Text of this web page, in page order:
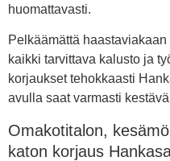
huomattavasti.
Pelkäämättä
kaikki tarvittava kalusto ja
korjaukset tehokkaasti
avulla saat varmasti
Omakotitalon,
katon korjaus